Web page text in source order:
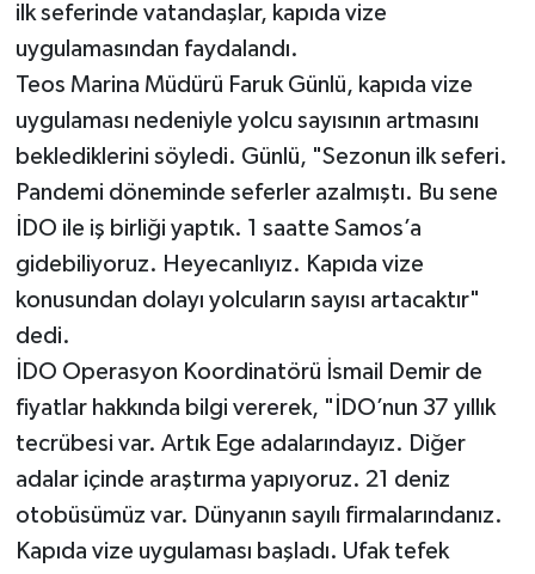
ilk seferinde vatandaşlar, kapıda vize
uygulamasından faydalandı.
Teos Marina Müdürü Faruk Günlü, kapıda vize
uygulaması nedeniyle yolcu sayısının artmasını
beklediklerini söyledi. Günlü, "Sezonun ilk seferi.
Pandemi döneminde seferler azalmıştı. Bu sene
İDO ile iş birliği yaptık. 1 saatte Samos’a
gidebiliyoruz. Heyecanlıyız. Kapıda vize
konusundan dolayı yolcuların sayısı artacaktır"
dedi.
İDO Operasyon Koordinatörü İsmail Demir de
fiyatlar hakkında bilgi vererek, "İDO’nun 37 yıllık
tecrübesi var. Artık Ege adalarındayız. Diğer
adalar içinde araştırma yapıyoruz. 21 deniz
otobüsümüz var. Dünyanın sayılı firmalarındanız.
Kapıda vize uygulaması başladı. Ufak tefek